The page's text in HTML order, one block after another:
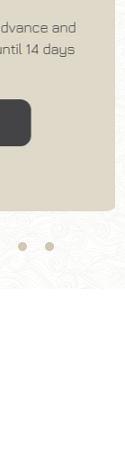
and
14 days